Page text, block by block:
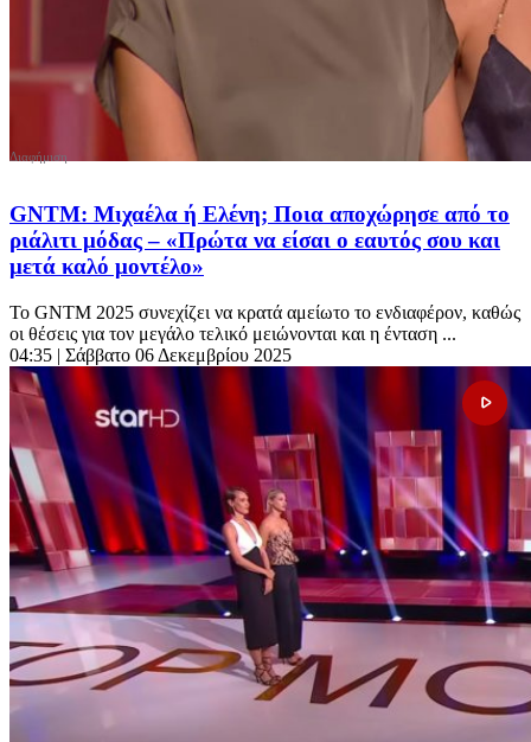
GNTM: Μιχαέλα ή Ελένη; Ποια αποχώρησε από το
ριάλιτι μόδας – «Πρώτα να είσαι ο εαυτός σου και
μετά καλό μοντέλο»
Το GNTM 2025 συνεχίζει να κρατά αμείωτο το ενδιαφέρον, καθώς
οι θέσεις για τον μεγάλο τελικό μειώνονται και η ένταση ...
04:35 | Σάββατο 06 Δεκεμβρίου 2025